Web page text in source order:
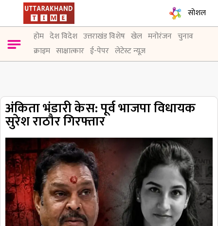
सोशल
होम देश विदेश उत्तराखंड विशेष खेल मनोरंजन चुनाव
क्राइम साक्षात्कार ई-पेपर लेटेस्ट न्यूज़
अंकिता भंडारी केस: पूर्व भाजपा विधायक
सुरेश राठौर गिरफ्तार